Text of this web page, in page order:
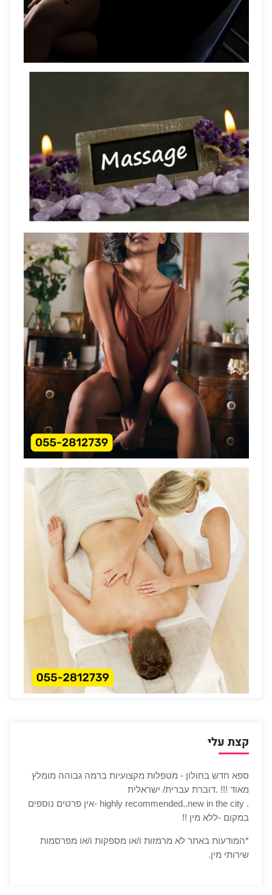
קצת עלי
ספא חדש בחולון - מטפלות מקצועיות ברמה גבוהה מומלץ
מאוד !!! .דוברת עברית/ ישראלית
. highly recommended..new in the city -אין פרטים נוספים
במקום -ללא מין !!
*המודעות באתר לא מרמזות ו/או מספקות ו/או מפרסמות
שירותי מין.